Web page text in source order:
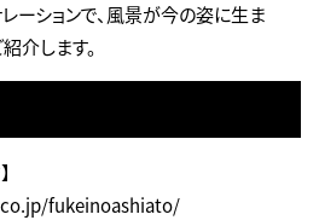
ーションで、風景が今の姿に生ま
介します。
fukeinoashiato/